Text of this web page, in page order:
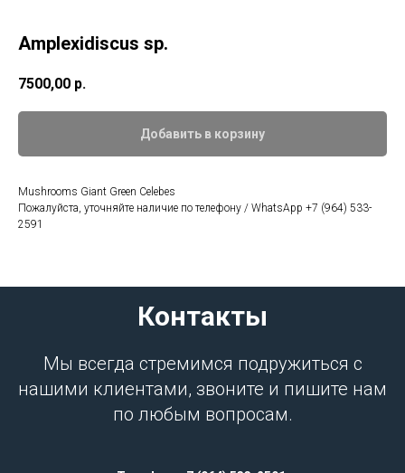
Amplexidiscus sp.
7500,00 р.
Добавить в корзину
Mushrooms Giant Green Celebes
Пожалуйста, уточняйте наличие по телефону / WhatsApp +7 (964) 533-
2591
Контакты
Мы всегда стремимся подружиться с
нашими клиентами, звоните и пишите нам
по любым вопросам.